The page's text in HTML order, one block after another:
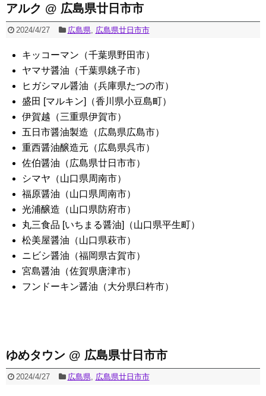
アルク @ 広島県廿日市市
2024/4/27 広島県, 広島県廿日市市
キッコーマン（千葉県野田市）
ヤマサ醤油（千葉県銚子市）
ヒガシマル醤油（兵庫県たつの市）
盛田 [マルキン]（香川県小豆島町）
伊賀越（三重県伊賀市）
五日市醤油製造（広島県広島市）
重西醤油醸造元（広島県呉市）
佐伯醤油（広島県廿日市市）
シマヤ（山口県周南市）
福原醤油（山口県周南市）
光浦醸造（山口県防府市）
丸三食品 [いちまる醤油]（山口県平生町）
松美屋醤油（山口県萩市）
ニビシ醤油（福岡県古賀市）
宮島醤油（佐賀県唐津市）
フンドーキン醤油（大分県臼杵市）
ゆめタウン @ 広島県廿日市市
2024/4/27 広島県, 広島県廿日市市